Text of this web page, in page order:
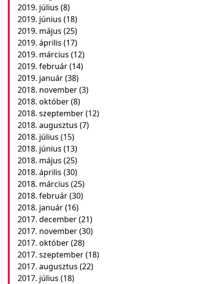
2019. július (8)
2019. június (18)
2019. május (25)
2019. április (17)
2019. március (12)
2019. február(14)
2019. január(38)
2018. november(3)
2018. október(8)
2018. szeptember(12)
2018. augusztus (7)
2018. július (15)
2018. június (13)
2018. május (25)
2018. április (30)
2018. március (25)
2018. február(30)
2018. január(16)
2017. december(21)
2017. november(30)
2017. október(28)
2017. szeptember(18)
2017. augusztus (22)
2017. július (18)